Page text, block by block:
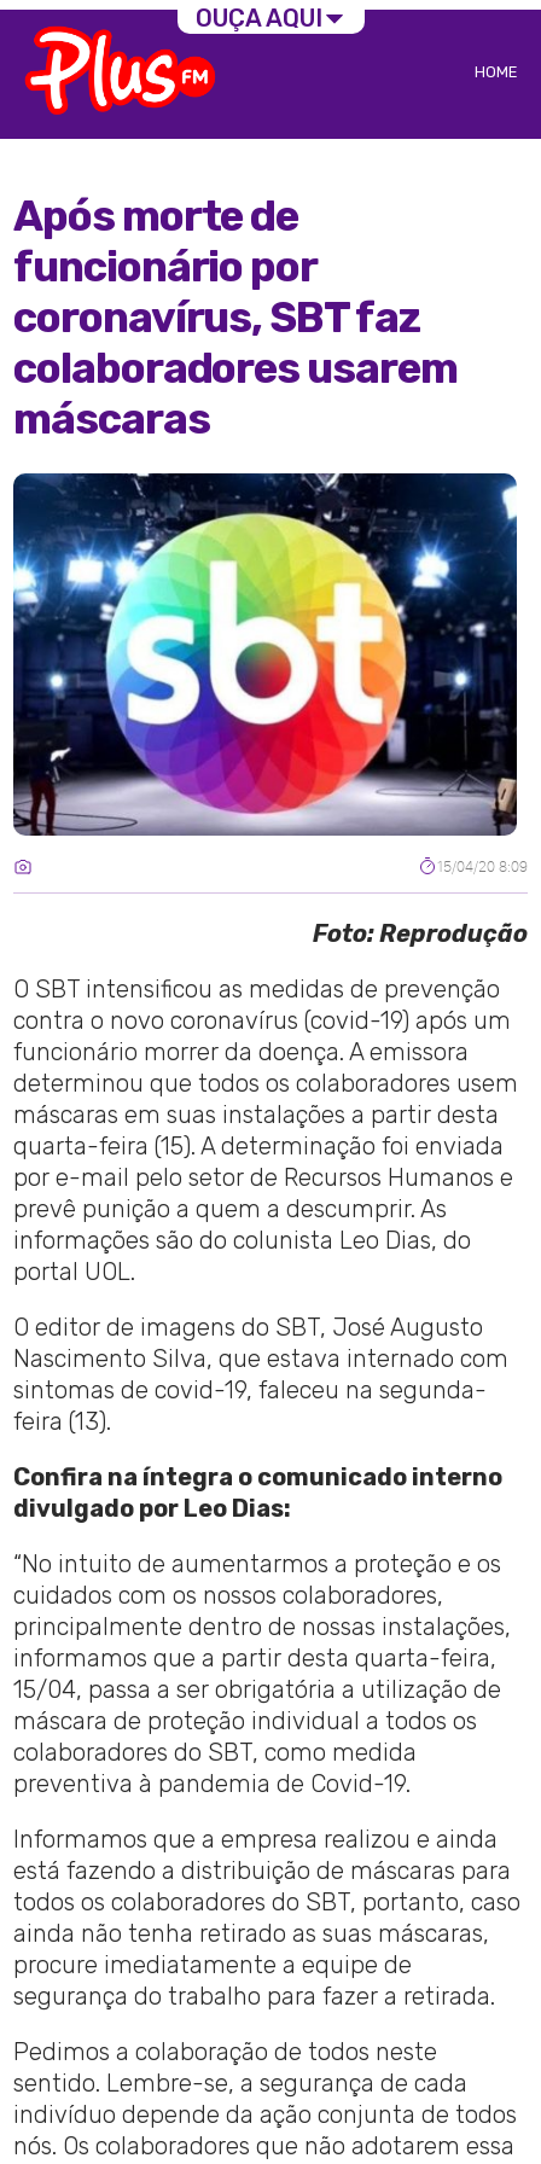
HOME
Após morte de
funcionário por
coronavírus, SBT faz
colaboradores usarem
máscaras
15/04/20 8:09
Foto: Reprodução
O SBT intensificou as medidas de prevenção
contra o novo coronavírus (covid-19) após um
funcionário morrer da doença. A emissora
determinou que todos os colaboradores usem
máscaras em suas instalações a partir desta
quarta-feira (15). A determinação foi enviada
por e-mail pelo setor de Recursos Humanos e
prevê punição a quem a descumprir. As
informações são do colunista Leo Dias, do
portal UOL.
O editor de imagens do SBT, José Augusto
Nascimento Silva, que estava internado com
sintomas de covid-19, faleceu na segunda-
feira (13).
Confira na íntegra o comunicado interno
divulgado por Leo Dias:
“No intuito de aumentarmos a proteção e os
cuidados com os nossos colaboradores,
principalmente dentro de nossas instalações,
informamos que a partir desta quarta-feira,
15/04, passa a ser obrigatória a utilização de
máscara de proteção individual a todos os
colaboradores do SBT, como medida
preventiva à pandemia de Covid-19.
Informamos que a empresa realizou e ainda
está fazendo a distribuição de máscaras para
todos os colaboradores do SBT, portanto, caso
ainda não tenha retirado as suas máscaras,
procure imediatamente a equipe de
segurança do trabalho para fazer a retirada.
Pedimos a colaboração de todos neste
sentido. Lembre-se, a segurança de cada
indivíduo depende da ação conjunta de todos
nós. Os colaboradores que não adotarem essa
OUÇA AQUI